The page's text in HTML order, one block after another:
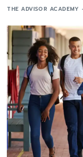
THE ADVISOR ACADEMY